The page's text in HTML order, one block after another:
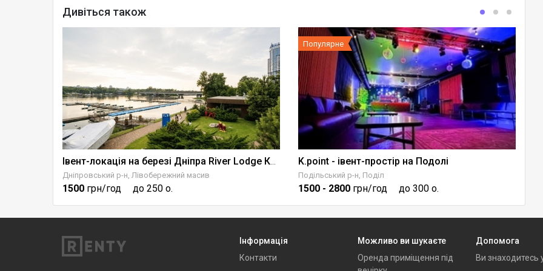
Дивіться також
Дніпровський р-н, Лівобережний масив
1500 грн/год до 250 о.
Популярне
K.point - івент-простір на Подолі
Подільський р-н, Поділ
1500 - 2800 грн/год до 300 о.
Інформація
Контакти
Можливо ви шукаєте
Оренда приміщення під
Допомога
Ви знаходитесь